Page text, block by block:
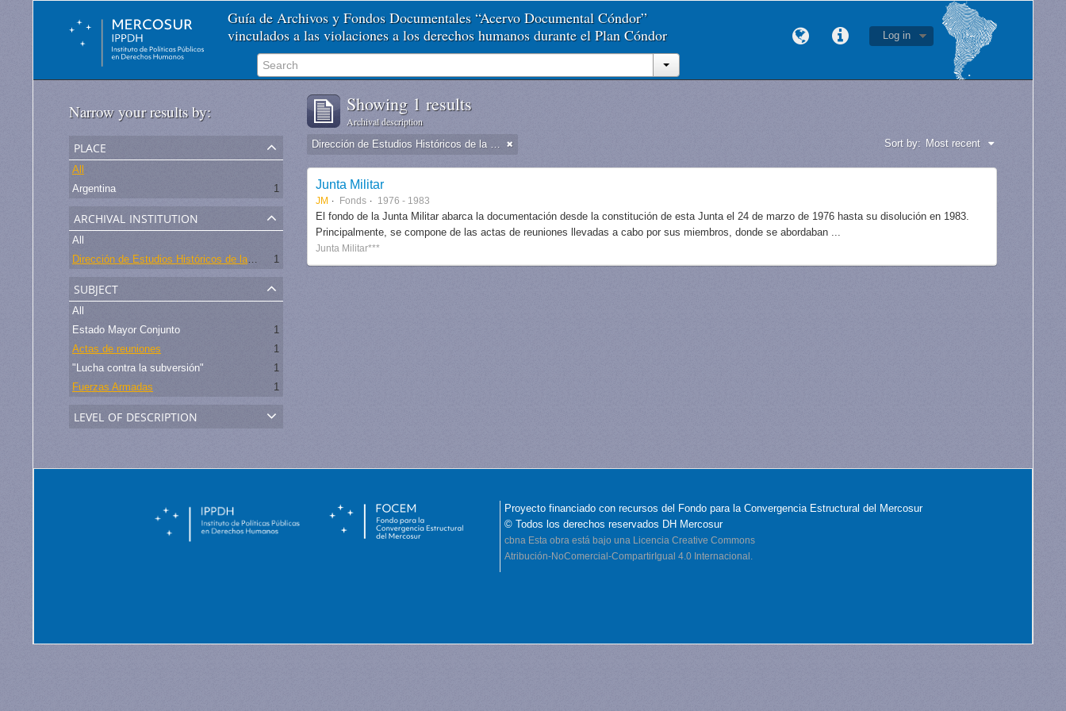
Guía de Archivos y Fondos Documentales “Acervo Documental Cóndor”
vinculados a las violaciones a los derechos humanos durante el Plan Cóndor
Log in
Narrow your results by:
place
All
Argentina
1
archival institution
All
Dirección de Estudios Históricos de la Fuerza Aérea
1
subject
All
Estado Mayor Conjunto
1
Actas de reuniones
1
"Lucha contra la subversión"
1
Fuerzas Armadas
1
level of description
Showing 1 results
Archival description
Dirección de Estudios Históricos de la Fuerza Aérea Sort by: Most recent
Junta Militar
JM Fonds 1976 - 1983
El fondo de la Junta Militar abarca la documentación desde la constitución de esta Junta el 24 de marzo de 1976 hasta su disolución en 1983.
Principalmente, se compone de las actas de reuniones llevadas a cabo por sus miembros, donde se abordaban ...
Junta Militar***
Proyecto financiado con recursos del Fondo para la Convergencia Estructural del Mercosur
© Todos los derechos reservados DH Mercosur
cbna Esta obra está bajo una Licencia Creative Commons
Atribución-NoComercial-CompartirIgual 4.0 Internacional.